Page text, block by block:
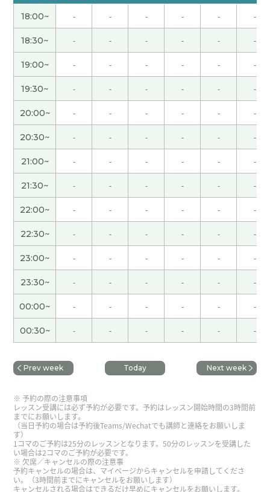
谢谢老师，您找工作很顺利！祝您竹子开花节节高(
40代 男性 )
谢谢老师！祝你早日恢复健康！彼此彼此！下次
见！( 男性 )
谢谢您的课。有机会的话，下次聊天，请再多关
照。( 50代 男性 )
很高心认识您，今天谢谢您。( 40代 女性 )
とても丁寧に声調を教えていただきました。
とても丁寧に声調を教えていただきました。
谢谢老师，我这边的信息很少。如果您也找到很好
的生意就悄悄地告诉我！下次见
( 40代 男性 )
照顾外孙子的时候想不起来中文。辛苦了下次再见
吧。( 男性 )
谢谢您，我会继续努力，下次见。
谢谢，老师。我开心跟您学习。下次也请多关照。
欢迎，欢迎，街上到处都红叶，那个景色美丽到让
人停止呼吸。谢谢您，下次见。
発音をみてくれました。ありがとうございます。
Kasumi老师，谢谢你的课。上次只是顺便去了大
18:00~ - - - - - -
18:30~ - - - - - -
19:00~ - - - - - -
19:30~ - - - - - -
20:00~ - - - - - -
20:30~ - - - - - -
21:00~ - - - - - -
21:30~ - - - - - -
22:00~ - - - - - -
22:30~ - - - - - -
23:00~ - - - - - -
23:30~ - - - - - -
00:00~ - - - - - -
00:30~ - - - - - -
Prev week Today Next week
予約の際の注意事項
レッスン受講には必ず予約が必要です。予約はレッスン開始時間の3時間前
までにお願いします。
（当日予約の場合は予約後Teams/Wechatでも講師と連絡をお願いしま
す）
1コマのご予約は25分のレッスンとなります。50分のレッスンを受講した
い場合は2コマのご予約が必要です。
欠席／キャンセルの際の注意事
予約キャンセルの場合は、マイページからキャンセルを申請してくださ
い。（3時間前までにキャンセルをお願いします）
キャンセルされる場合はできるだけ早めにキャンセルをお願いします。